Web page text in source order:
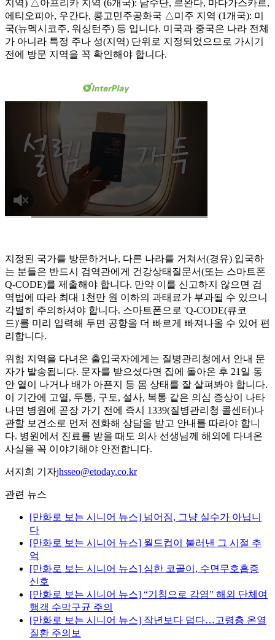
지역) △​아프리카 지역 (6개국): 남수단, 르완다, 마다가스카르,
에티오피아, 우간다, 콩고민주공화국 △​미주 지역 (1개국): 미
국(뉴멕시코주, 워싱턴주) 등 입니다. 미국과 중국은 나라 전체
가 아니라 특정 주나 성(지역) 단위로 지정되었으므로 가시기
전에 방문 지역을 꼭 확인해야 합니다.
​지정된 국가를 방문하거나, 다른 나라를 거쳐서(경유) 입국하
는 분들은 반드시 검역관에게 건강상태질문서(또는 스마트폰
Q-CODE)를 제출해야 합니다. ​만약 이를 신고하지 않으면 검
역법에 따라 최대 1천만 원 이하의 과태료가 부과될 수 있으니
각별히 주의하셔야 합니다. 스마트폰으로 'Q-CODE(큐코
드)'를 미리 입력해 두면 공항을 더 빠르게 빠져나올 수 있어 편
리합니다.
​위험 지역을 다녀온 출입국자에게는 질병관리청에서 안내 문
자가 발송됩니다. 문자를 받으셨다면 집에 돌아온 후 21일 동
안 열이 나거나 배가 아픈지 등 몸 상태를 잘 살펴봐야 합니다.
이 기간에 고열, 두통, 구토, 설사, 복통 같은 의심 증상이 나타
나면 병원에 곧장 가기 전에 즉시 1339(질병관리청 콜센터)나
관할 보건소로 먼저 전화해 상담을 받고 안내를 따라야 합니
다. 병원에서 진료를 받을 때도 의사 선생님께 해외에 다녀온
사실을 꼭 이야기해야 안전합니다.
서지희 기자jhsseo@etoday.co.kr
관련 뉴스
[만화로 보는 시니어 뉴스] 넘어짐, 그냥 실수가 아닙니
다
[만화로 보는 시니어 뉴스] 월드컵이 불러낸 그 시절 추
억
[만화로 보는 시니어 뉴스] 심한 코골이, 수면무호흡증
신호
[만화로 보는 시니어 뉴스] “기침으로 감염” 해외 단체여
행객 수막구균 주의
[만화로 보는 시니어 뉴스] 작년보다 덥다…고령층 온열
질환 주의보